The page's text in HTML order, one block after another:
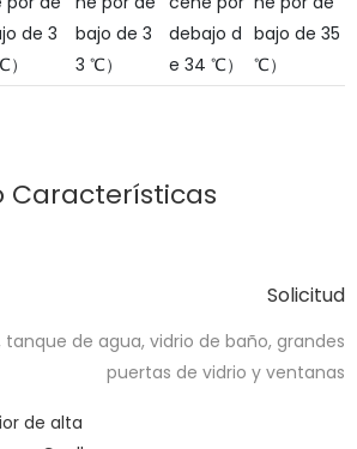
de 3
bajo de 3
3 ℃）
debajo d
e 34 ℃）
bajo de 35
℃）
Características
Solicitud
tanque de agua, vidrio de baño, grandes
puertas de vidrio y ventanas